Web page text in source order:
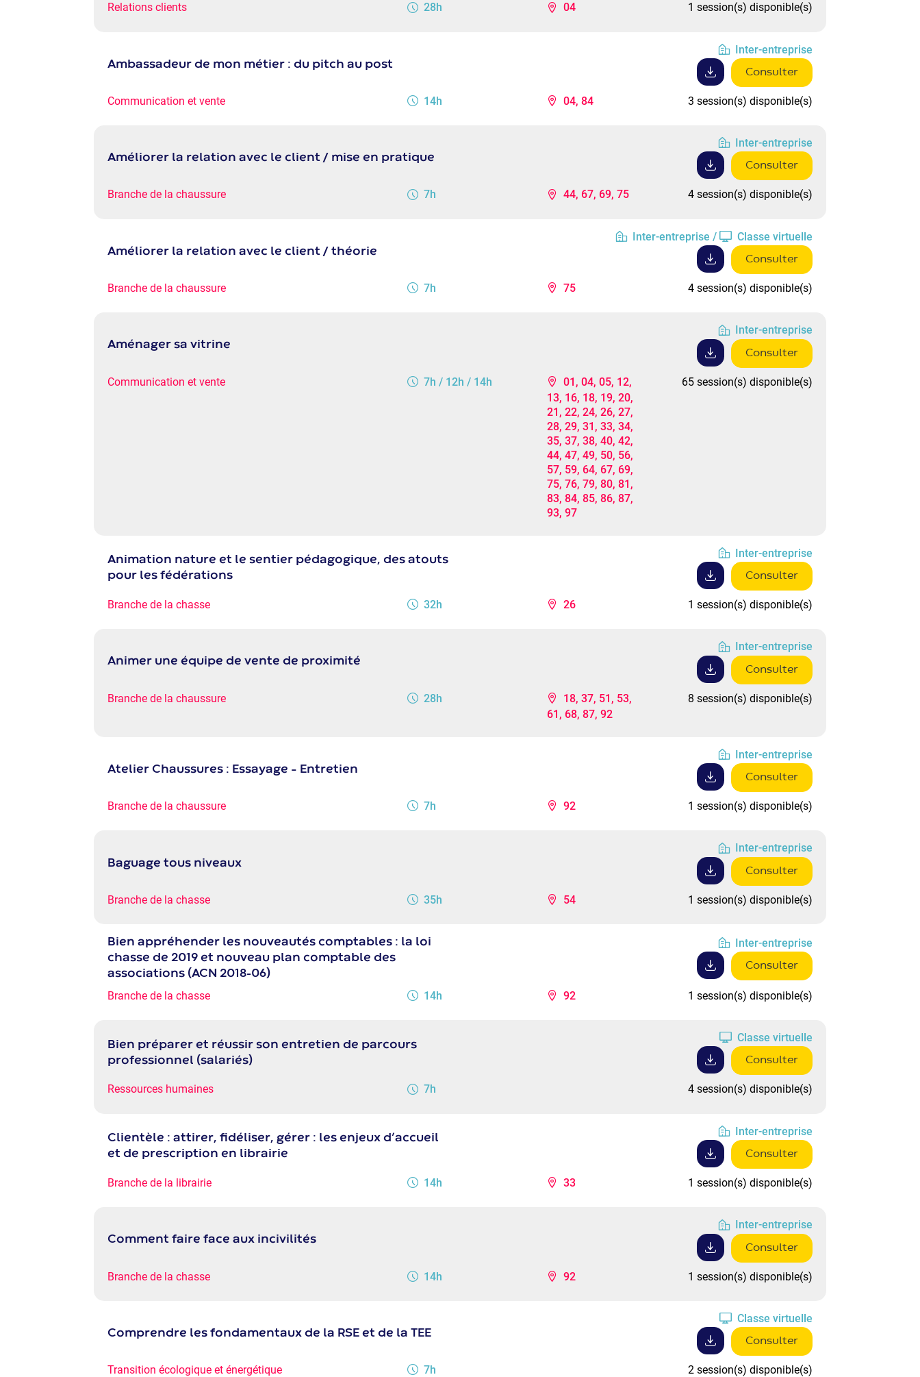
Relations clients 28h 04 1 session(s) disponible(s)
Ambassadeur de mon métier : du pitch au post
Inter-entreprise
Consulter
Communication et vente 14h 04, 84 3 session(s) disponible(s)
Améliorer la relation avec le client / mise en pratique
Inter-entreprise
Consulter
Branche de la chaussure 7h 44, 67, 69, 75 4 session(s) disponible(s)
Améliorer la relation avec le client / théorie
Inter-entreprise / Classe virtuelle
Consulter
Branche de la chaussure 7h 75 4 session(s) disponible(s)
Aménager sa vitrine
Inter-entreprise
Consulter
Communication et vente 7h / 12h / 14h
01, 04, 05, 12,
13, 16, 18, 19, 20,
21, 22, 24, 26, 27,
28, 29, 31, 33, 34,
35, 37, 38, 40, 42,
44, 47, 49, 50, 56,
57, 59, 64, 67, 69,
75, 76, 79, 80, 81,
83, 84, 85, 86, 87,
93, 97
65 session(s) disponible(s)
Animation nature et le sentier pédagogique, des atouts
pour les fédérations
Inter-entreprise
Consulter
Branche de la chasse 32h 26 1 session(s) disponible(s)
Animer une équipe de vente de proximité
Inter-entreprise
Consulter
Branche de la chaussure 28h
18, 37, 51, 53,
61, 68, 87, 92
8 session(s) disponible(s)
Atelier Chaussures : Essayage – Entretien
Inter-entreprise
Consulter
Branche de la chaussure 7h 92 1 session(s) disponible(s)
Baguage tous niveaux
Inter-entreprise
Consulter
Branche de la chasse 35h 54 1 session(s) disponible(s)
Bien appréhender les nouveautés comptables : la loi
chasse de 2019 et nouveau plan comptable des
associations (ACN 2018-06)
Inter-entreprise
Consulter
Branche de la chasse 14h 92 1 session(s) disponible(s)
Bien préparer et réussir son entretien de parcours
professionnel (salariés)
Classe virtuelle
Consulter
Ressources humaines 7h 4 session(s) disponible(s)
Clientèle : attirer, fidéliser, gérer : les enjeux d’accueil
et de prescription en librairie
Inter-entreprise
Consulter
Branche de la librairie 14h 33 1 session(s) disponible(s)
Comment faire face aux incivilités
Inter-entreprise
Consulter
Branche de la chasse 14h 92 1 session(s) disponible(s)
Comprendre les fondamentaux de la RSE et de la TEE
Classe virtuelle
Consulter
Transition écologique et énergétique 7h 2 session(s) disponible(s)